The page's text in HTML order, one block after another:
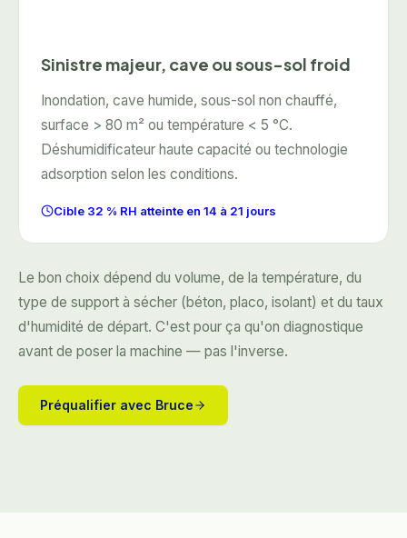
Sinistre majeur, cave ou sous-sol froid
Inondation, cave humide, sous-sol non chauffé,
surface > 80 m² ou température < 5 °C.
Déshumidificateur haute capacité ou technologie
adsorption selon les conditions.
Cible 32 % RH atteinte en 14 à 21 jours
Le bon choix dépend du volume, de la température, du
type de support à sécher (béton, placo, isolant) et du taux
d'humidité de départ. C'est pour ça qu'on diagnostique
avant de poser la machine — pas l'inverse.
Préqualifier avec Bruce